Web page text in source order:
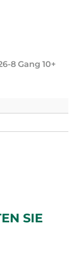
8 Gang 10+
SIE